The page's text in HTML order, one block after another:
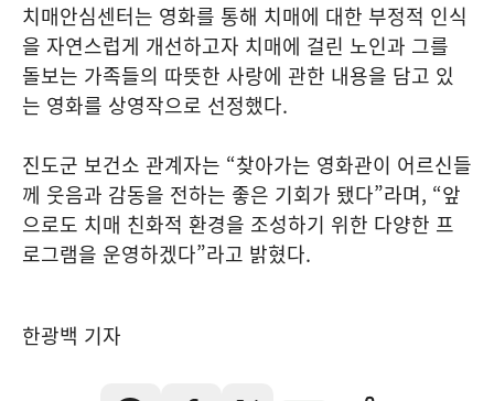
치매안심센터는 영화를 통해 치매에 대한 부정적 인식
을 자연스럽게 개선하고자 치매에 걸린 노인과 그를
돌보는 가족들의 따뜻한 사랑에 관한 내용을 담고 있
는 영화를 상영작으로 선정했다.
진도군 보건소 관계자는 “찾아가는 영화관이 어르신들
께 웃음과 감동을 전하는 좋은 기회가 됐다”라며, “앞
으로도 치매 친화적 환경을 조성하기 위한 다양한 프
로그램을 운영하겠다”라고 밝혔다.
한광백 기자